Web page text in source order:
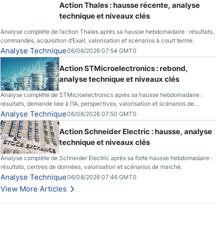
Action Thales : hausse récente, analyse
technique et niveaux clés
Analyse complète de l’action Thales après sa hausse hebdomadaire : résultats,
commandes, acquisition d’Exail, valorisation et scénarios à court terme.
Analyse Technique06/08/2026 07:54 GMT0
Action STMicroelectronics : rebond,
analyse technique et niveaux clés
Analyse complète de STMicroelectronics après sa hausse hebdomadaire :
résultats, demande liée à l’IA, perspectives, valorisation et scénarios de
marché.
Analyse Technique06/08/2026 07:50 GMT0
Action Schneider Electric : hausse, analyse
technique et niveaux clés
Analyse complète de Schneider Electric après sa forte hausse hebdomadaire :
résultats, centres de données, valorisation et scénarios de marché.
Analyse Technique06/08/2026 07:46 GMT0
View More Articles